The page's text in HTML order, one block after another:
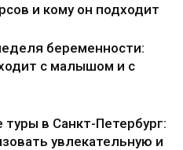
и кому он подходит
беременности:
с малышом и с
в Санкт-Петербург:
увлекательную и